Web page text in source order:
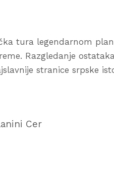
tura legendarnom
Razgledanje
stranice srpske
Cer